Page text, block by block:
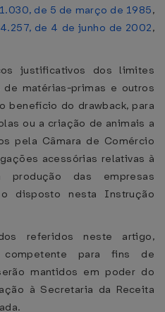
de 5 de março de 1985,
de 4 de junho de 2002,
justificativos dos limites
matérias-primas e outros
benefício do drawback, para
ou a criação de animais a
pela Câmara de Comércio
acessórias relativas à
produção das empresas
o disposto nesta Instrução
referidos neste artigo,
competente para fins de
mantidos em poder do
à Secretaria da Receita